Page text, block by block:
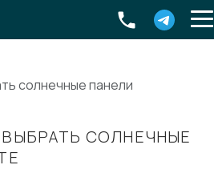
солнечные панели
СОЛНЕЧНЫЕ
Екатеринбург ,